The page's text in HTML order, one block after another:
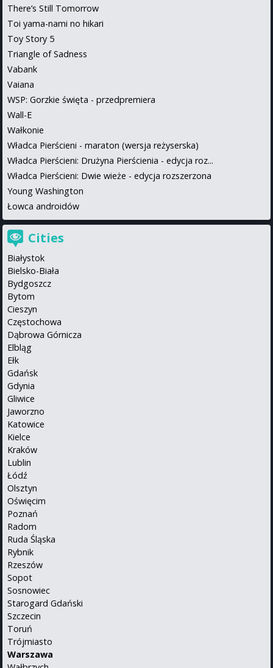
There’s Still Tomorrow
Toi yama-nami no hikari
Toy Story 5
Triangle of Sadness
Vabank
Vaiana
WSP: Gorzkie święta - przedpremiera
Wall-E
Wałkonie
Władca Pierścieni - maraton (wersja reżyserska)
Władca Pierścieni: Drużyna Pierścienia - edycja roz...
Władca Pierścieni: Dwie wieże - edycja rozszerzona
Young Washington
Łowca androidów
Cities
Białystok
Bielsko-Biała
Bydgoszcz
Bytom
Cieszyn
Częstochowa
Dąbrowa Górnicza
Elbląg
Ełk
Gdańsk
Gdynia
Gliwice
Jaworzno
Katowice
Kielce
Kraków
Lublin
Łódź
Olsztyn
Oświęcim
Poznań
Radom
Ruda Śląska
Rybnik
Rzeszów
Sopot
Sosnowiec
Starogard Gdański
Szczecin
Toruń
Trójmiasto
Warszawa